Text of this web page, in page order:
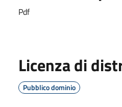
Pdf
Licenza di
Pubblico dominio